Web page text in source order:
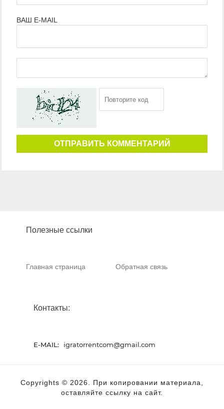
ВАШ E-MAIL
ОТПРАВИТЬ КОММЕНТАРИЙ
Полезные ссылки
Главная страница Обратная связь
Контакты:
E-MAIL: igratorrentcom@gmail.com
Copyrights © 2026. При копировании материала,
оставляйте ссылку на сайт.